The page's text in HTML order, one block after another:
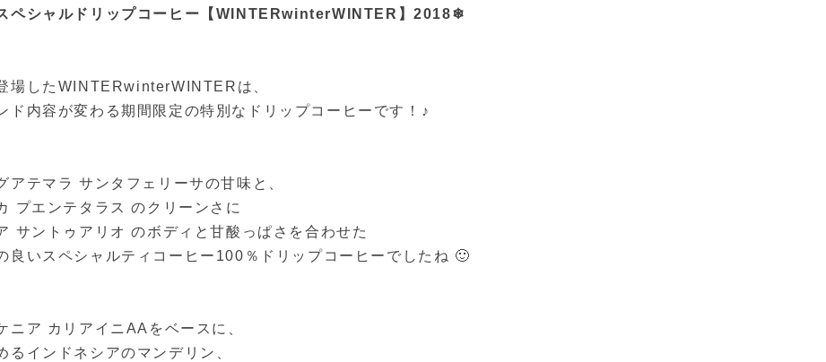
ペシャルドリップコーヒー【WINTERwinterWINTER】2018❄
場した WINTERwinterWINTER は、
ド内容が変わる期間限定の特別なドリップコーヒーです！♪
アテマラ サンタフェリーサの甘味と、
プエンテタラス のクリーンさに
サントゥアリオ のボディと甘酸っぱさを合わせた
良いスペシャルティコーヒー100％ドリップコーヒーでしたね 🙂
ニア カリアイニAA をベースに、
るインドネシアのマンデリン、